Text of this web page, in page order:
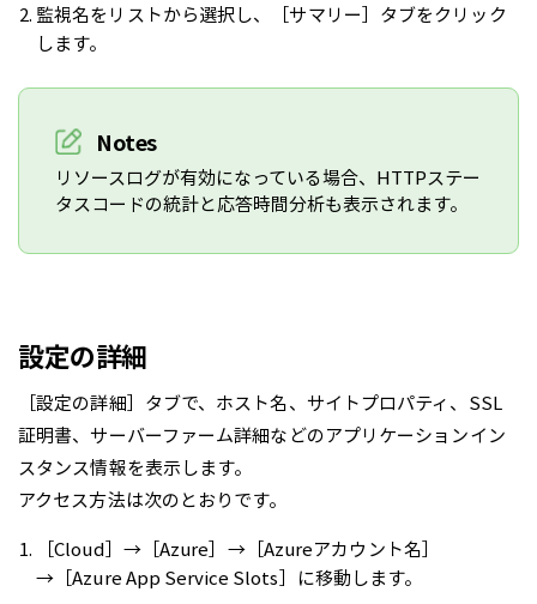
監視名をリストから選択し、［サマリー］タブをクリック
します。
Notes
リソースログが有効になっている場合、HTTPステー
タスコードの統計と応答時間分析も表示されます。
設定の詳細
［設定の詳細］タブで、ホスト名、サイトプロパティ、SSL
証明書、サーバーファーム詳細などのアプリケーションイン
スタンス情報を表示します。
アクセス方法は次のとおりです。
［Cloud］→［Azure］→［Azureアカウント名］
→［Azure App Service Slots］に移動します。